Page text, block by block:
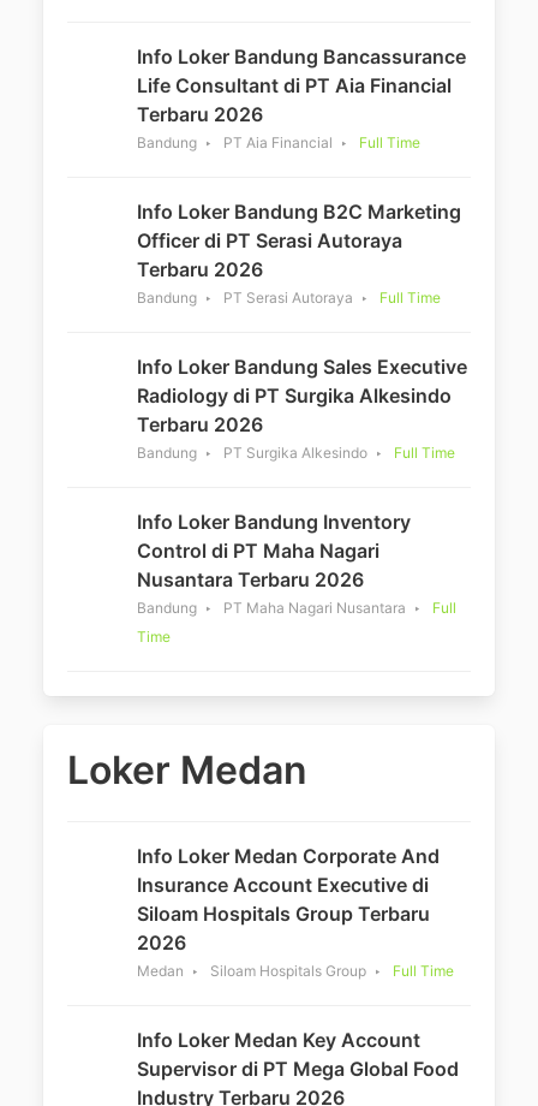
Info Loker Bandung Bancassurance
Life Consultant di PT Aia Financial
Terbaru 2026
Bandung PT Aia Financial Full Time
Info Loker Bandung B2C Marketing
Officer di PT Serasi Autoraya
Terbaru 2026
Bandung PT Serasi Autoraya Full Time
Info Loker Bandung Sales Executive
Radiology di PT Surgika Alkesindo
Terbaru 2026
Bandung PT Surgika Alkesindo Full Time
Info Loker Bandung Inventory
Control di PT Maha Nagari
Nusantara Terbaru 2026
Bandung PT Maha Nagari Nusantara
Full
Time
Loker Medan
Info Loker Medan Corporate And
Insurance Account Executive di
Siloam Hospitals Group Terbaru
2026
Medan Siloam Hospitals Group Full Time
Info Loker Medan Key Account
Supervisor di PT Mega Global Food
Industry Terbaru 2026